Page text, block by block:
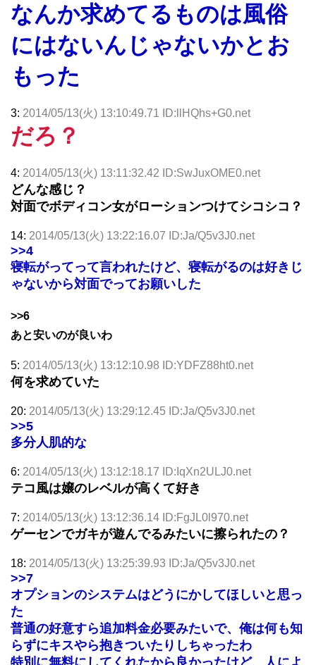
なんか求めてるものは風俗
にはないんじゃないかとお
もった
3: 2014/05/13(火) 13:10:49.71 ID:llHQhs+G0.net
だろ？
4: 2014/05/13(火) 13:11:32.42 ID:SwJuxOME0.net
どんな感じ？
対面でボディコン女がローションつけてシコシコ？
14: 2014/05/13(火) 13:22:16.07 ID:Ja/Q5v3J0.net
>>4
寝転がってって言われたけど、寝転がるのは好きじ
ゃないから対面でってお願いした
>>6
あと安いのが良いわ
5: 2014/05/13(火) 13:12:10.98 ID:YDFZ88ht0.net
何を求めていた
20: 2014/05/13(火) 13:29:12.45 ID:Ja/Q5v3J0.net
>>5
多分人肌的な
6: 2014/05/13(火) 13:12:18.17 ID:IqXn2ULJ0.net
テコ風は嬢のレベルが高くて好き
7: 2014/05/13(火) 13:12:36.14 ID:FgJL0l970.net
ゲーセンでガキが遊んでるみたいに擦られたの？
18: 2014/05/13(火) 13:25:39.93 ID:Ja/Q5v3J0.net
>>7
オプションのシステムはどうにかしてほしいと思っ
た
普通の好意すら追加料金必要みたいで、俺は何も知
らずにキスやら抱きついたりしちゃったわ
特別に無料にしてくれたから良かったけど、人によ